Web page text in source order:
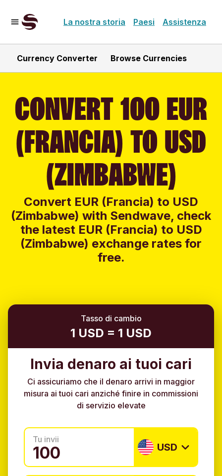
La nostra storia Paesi Assistenza
Currency Converter Browse Currencies
CONVERT 100 EUR
(FRANCIA) TO USD
(ZIMBABWE)
Convert EUR (Francia) to USD
(Zimbabwe) with Sendwave, check
the latest EUR (Francia) to USD
(Zimbabwe) exchange rates for
free.
Tasso di cambio
1 USD = 1 USD
Invia denaro ai tuoi cari
Ci assicuriamo che il denaro arrivi in maggior
misura ai tuoi cari anziché finire in commissioni
di servizio elevate
Tu invii
USD